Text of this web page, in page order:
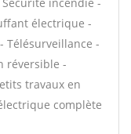
électrique -
Télésurveillance -
réversible -
travaux en
complète